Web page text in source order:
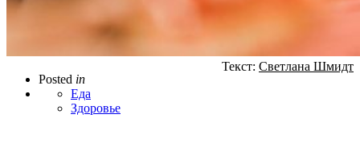
Posted in
Еда
Здоровье
Текст: Светлана Шмидт